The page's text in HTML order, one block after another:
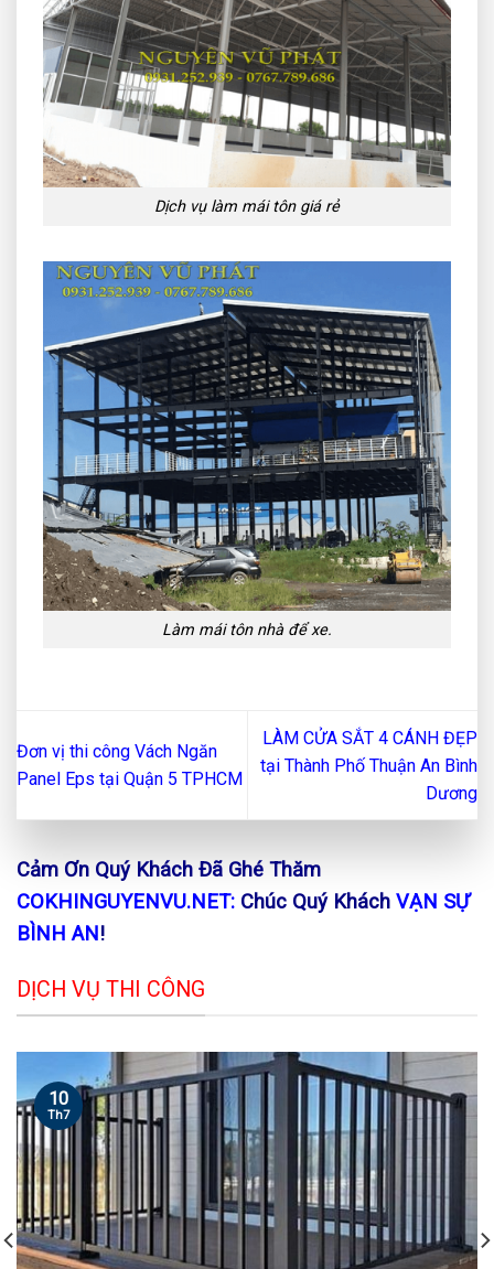
Dịch vụ làm mái tôn giá rẻ
Làm mái tôn nhà để xe.
Đơn vị thi công Vách Ngăn
Panel Eps tại Quận 5 TPHCM
LÀM CỬA SẮT 4 CÁNH ĐẸP
tại Thành Phố Thuận An Bình
Dương
Cảm Ơn Quý Khách Đã Ghé Thăm
COKHINGUYENVU.NET: Chúc Quý Khách VẠN SỰ
BÌNH AN!
DỊCH VỤ THI CÔNG
10
Th7